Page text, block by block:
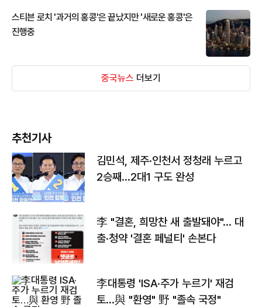
스티븐 로치 '과거의 홍콩'은 끝났지만 '새로운 홍콩'은
진행중
중국뉴스 더보기
추천기사
김민석, 제주·인천서 정청래 누르고
2승째…2대1 구도 완성
李 "결혼, 희망찬 새 출발돼야"… 대
출·청약 '결혼 페널티' 손본다
李대통령 'ISA·주가 누르기' 재검
토…與 "환영" 野 "졸속 국정"